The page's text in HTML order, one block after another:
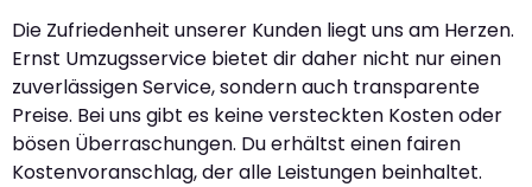
Die Zufriedenheit unserer Kunden liegt uns am Herzen.
Ernst Umzugsservice bietet dir daher nicht nur einen
zuverlässigen Service, sondern auch transparente
Preise. Bei uns gibt es keine versteckten Kosten oder
bösen Überraschungen. Du erhältst einen fairen
Kostenvoranschlag, der alle Leistungen beinhaltet.